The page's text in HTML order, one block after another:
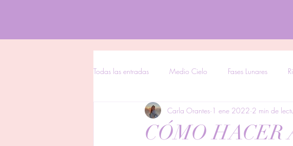
Todas las entradas Medio Cielo Fases Lunares
CÓMO HACER
Carla Orantes 1 ene 2022 2 min de